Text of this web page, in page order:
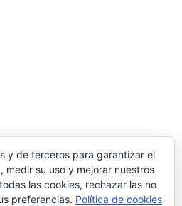
y de terceros para garantizar el
medir su uso y mejorar nuestros
las cookies, rechazar las no
preferencias. Política de cookies